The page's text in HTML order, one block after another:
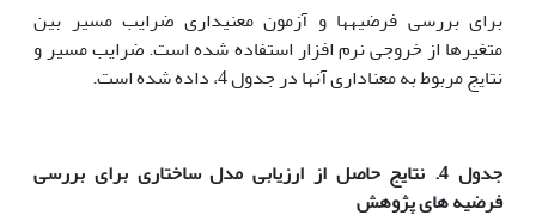
برای بررسی فرضیه­ها و آزمون معنی­داری ضرایب مسیر بین
متغیرها از خروجی نرم افزار استفاده شده است. ضرایب مسیر و
نتایج مربوط به معناداری آنها در جدول 4، داده شده است.
جدول 4. نتایج حاصل از ارزیابی مدل ساختاری برای بررسی
فرضیه های پژوهش